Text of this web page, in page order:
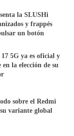
la SLUSHi
y frappés
un botón
5G ya es oficial y
en la elección de su
sobre el Redmi
variante global